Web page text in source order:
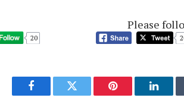
Please
20
FacebookTwitter Pinterest